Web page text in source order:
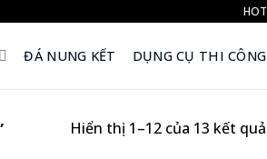
ĐÁ NUNG KẾT DỤNG CỤ THI CÔNG
Hiển thị 1–12 của 13 kết quả